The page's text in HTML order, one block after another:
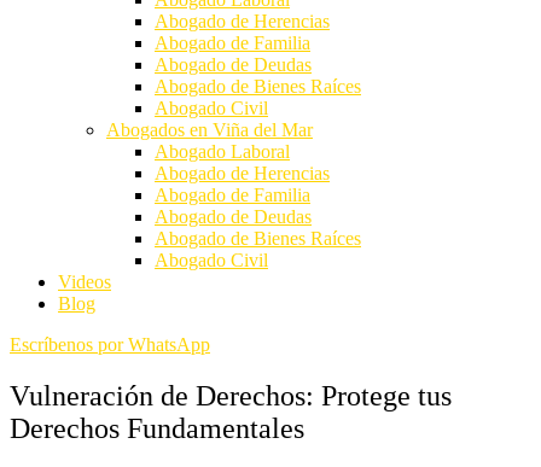
Abogado de Herencias
Abogado de Familia
Abogado de Deudas
Abogado de Bienes Raíces
Abogado Civil
Abogados en Viña del Mar
Abogado Laboral
Abogado de Herencias
Abogado de Familia
Abogado de Deudas
Abogado de Bienes Raíces
Abogado Civil
Videos
Blog
Escríbenos por WhatsApp
Vulneración de Derechos: Protege tus
Derechos Fundamentales